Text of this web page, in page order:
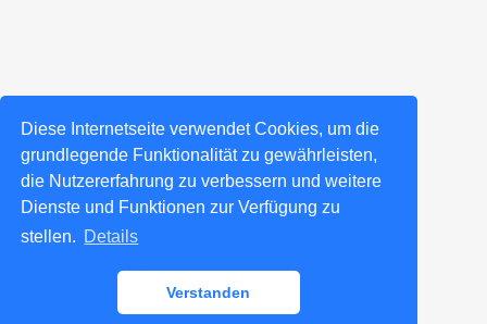
Diese Internetseite verwendet Cookies, um die
grundlegende Funktionalität zu gewährleisten,
die Nutzererfahrung zu verbessern und weitere
Dienste und Funktionen zur Verfügung zu
stellen. Details
Verstanden